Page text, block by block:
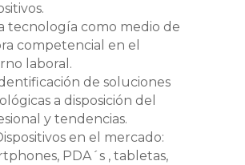
tecnología como medio de
competencial en el
laboral.
de soluciones
a disposición del
y tendencias.
en el mercado:
PDA´s , tabletas,